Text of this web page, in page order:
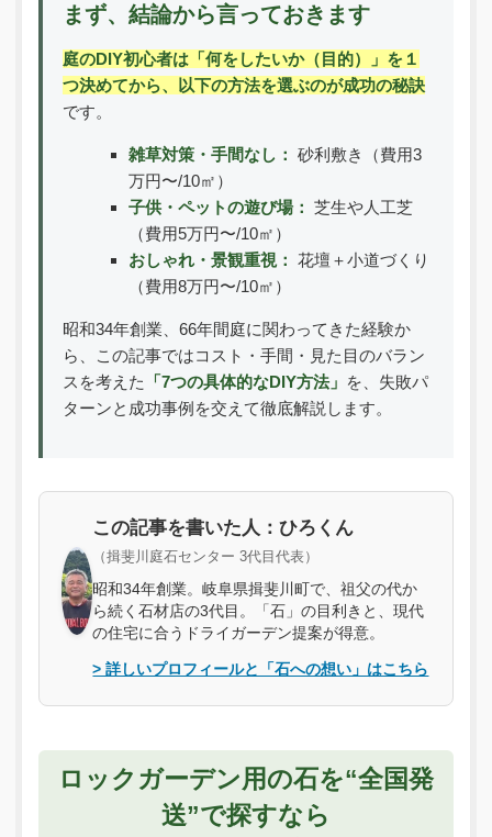
まず、結論から言っておきます
庭のDIY初心者は「何をしたいか（目的）」を１
つ決めてから、以下の方法を選ぶのが成功の秘訣
です。
雑草対策・手間なし： 砂利敷き（費用3
万円〜/10㎡）
子供・ペットの遊び場： 芝生や人工芝
（費用5万円〜/10㎡）
おしゃれ・景観重視： 花壇＋小道づくり
（費用8万円〜/10㎡）
昭和34年創業、66年間庭に関わってきた経験か
ら、この記事ではコスト・手間・見た目のバラン
スを考えた
「7つの具体的なDIY方法」 を、失敗パ
ターンと成功事例を交えて徹底解説します。
この記事を書いた人：ひろくん
（揖斐川庭石センター 3代目代表）
昭和34年創業。岐阜県揖斐川町で、祖父の代か
ら続く石材店の3代目。「石」の目利きと、現代
の住宅に合うドライガーデン提案が得意。
> 詳しいプロフィールと「石への想い」はこちら
ロックガーデン用の石を“全国発
送”で探すなら